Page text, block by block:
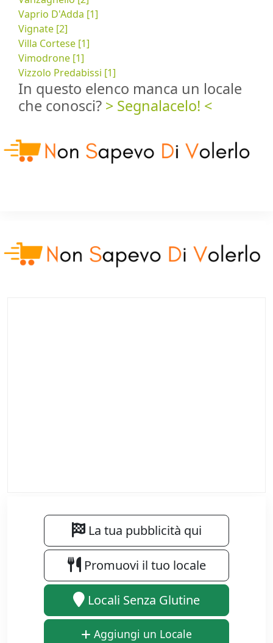
Vaprio D'Adda [1]
Vignate [2]
Villa Cortese [1]
Vimodrone [1]
Vizzolo Predabissi [1]
In questo elenco manca un locale
che conosci? > Segnalacelo! <
La tua pubblicità qui
Promuovi il tuo locale
Locali Senza Glutine
Aggiungi un Locale